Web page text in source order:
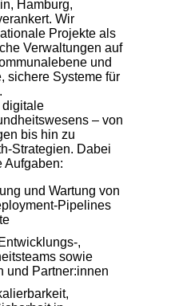
Hamburg,
Wir
Projekte als
Verwaltungen auf
und
sichere Systeme für
digitale
– von
bis hin zu
Strategien. Dabei
Aufgaben:
und Wartung von
Pipelines
,
sowie
und Partner:innen